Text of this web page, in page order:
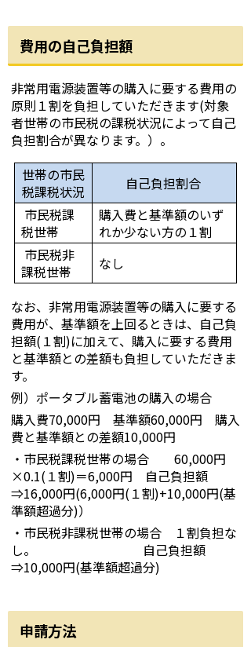
費用の自己負担額
非常用電源装置等の購入に要する費用の
原則１割を負担していただきます(対象
者世帯の市民税の課税状況によって自己
負担割合が異なります。）。
世帯の市民
税課税状況
自己負担割合
市民税課
税世帯
購入費と基準額のいず
れか少ない方の１割
市民税非
課税世帯
なし
なお、非常用電源装置等の購入に要する
費用が、基準額を上回るときは、自己負
担額(１割)に加えて、購入に要する費用
と基準額との差額も負担していただきま
す。
例）ポータブル蓄電池の購入の場合
購入費70,000円 基準額60,000円 購入
費と基準額との差額10,000円
・市民税課税世帯の場合 60,000円
×0.1(１割)＝6,000円 自己負担額
⇒16,000円(6,000円(１割)+10,000円(基
準額超過分)）
・市民税非課税世帯の場合 １割負担な
し。 自己負担額
⇒10,000円(基準額超過分)
申請方法